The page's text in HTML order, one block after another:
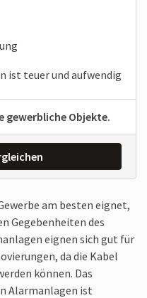
ist teuer und aufwendig
gewerbliche Objekte.
am besten eignet,
Gegebenheiten des
eignen sich gut für
da die Kabel
können. Das
Alarmanlagen ist